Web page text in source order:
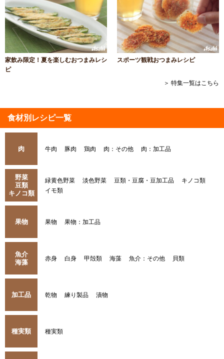
家飲み限定！夏を楽しむおつまみレシ
ピ
スポーツ観戦おつまみレシピ
＞ 特集一覧はこちら
食材別レシピ一覧
肉 牛肉 豚肉 鶏肉 肉：その他 肉：加工品
野菜
豆類
キノコ類
緑黄色野菜 淡色野菜 豆類・豆腐・豆加工品
キノコ類
イモ類
果物 果物 果物：加工品
魚介
海藻
赤身 白身 甲殻類 海藻 魚介：その他 貝類
加工品 乾物 練り製品 漬物
種実類 種実類